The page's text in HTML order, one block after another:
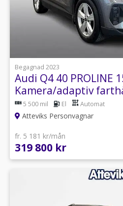
1
Begagnad 2023
Audi Q4 40 PROLINE
Kamera/adaptiv
5 500 mil El Automat
Atteviks Personvagnar
fr. 5 181 kr/mån
319 800 kr